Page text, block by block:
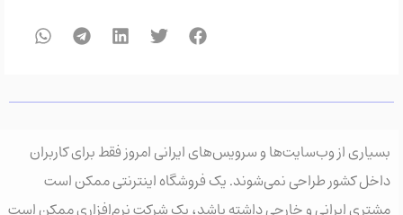
بسیاری از وب‌سایت‌ها و سرویس‌های ایرانی امروز فقط برای کاربران
داخل کشور طراحی نمی‌شوند. یک فروشگاه اینترنتی ممکن است
مشتری ایرانی و خارجی داشته باشد، یک شرکت نرم‌افزاری ممکن است